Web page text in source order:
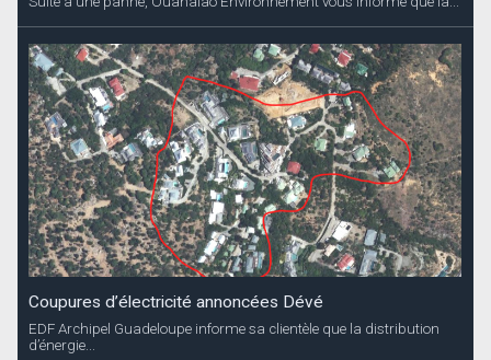
Coupures d’électricité annoncées Dévé
EDF Archipel Guadeloupe informe sa clientèle que la distribution
d’énergie...